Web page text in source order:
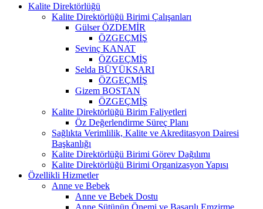
Kalite Direktörlüğü
Kalite Direktörlüğü Birimi Çalışanları
Gülser ÖZDEMİR
ÖZGEÇMİŞ
Sevinç KANAT
ÖZGEÇMİŞ
Selda BÜYÜKSARI
ÖZGEÇMİŞ
Gizem BOSTAN
ÖZGEÇMİŞ
Kalite Direktörlüğü Birim Faliyetleri
Öz Değerlendirme Süreç Planı
Sağlıkta Verimlilik, Kalite ve Akreditasyon Dairesi
Başkanlığı
Kalite Direktörlüğü Birimi Görev Dağılımı
Kalite Direktörlüğü Birimi Organizasyon Yapısı
Özellikli Hizmetler
Anne ve Bebek
Anne ve Bebek Dostu
Anne Sütünün Önemi ve Başarılı Emzirme